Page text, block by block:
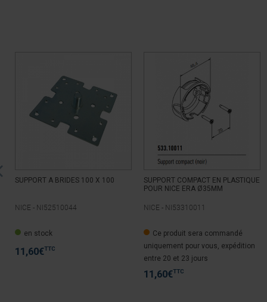
SUPPORT A BRIDES 100 X 100
NICE - NI52510044
en stock
11,60€TTC
SUPPORT COMPACT EN PLASTIQUE
POUR NICE ERA Ø35MM
NICE - NI53310011
Ce produit sera commandé
uniquement pour vous, expédition
entre 20 et 23 jours
11,60€TTC